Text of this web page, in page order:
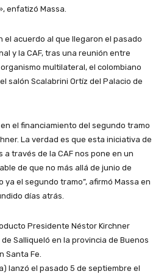
enfatizó Massa.
el acuerdo al que llegaron el pasado
y la CAF, tras una reunión entre
multilateral, el colombiano
salón Scalabrini Ortíz del Palacio de
el financiamiento del segundo tramo
La verdad es que esta iniciativa de
a través de la CAF nos pone en un
de que no más allá de junio de
el segundo tramo”, afirmó Massa en
días atrás.
Presidente Néstor Kirchner
Salliqueló en la provincia de Buenos
Santa Fe.
lanzó el pasado 5 de septiembre el